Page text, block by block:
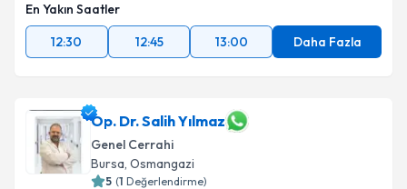
En Yakın Saatler
12:30
12:45 13:00 Daha Fazla
Op. Dr. Salih Yılmaz
Genel Cerrahi
Bursa, Osmangazi
5 (1 Değerlendirme)